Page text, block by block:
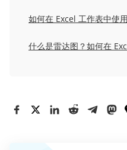
如何在 Excel 工作表中使
什么是雷达图？如何在